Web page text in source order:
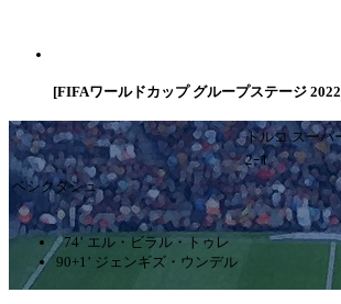
[FIFAワールドカップ グループステージ
トルコ スーパ
2ｰ1
ベシクタシュ
74’ エル・ビラル・トゥレ
90+1’ ジェンギズ・ウンデル